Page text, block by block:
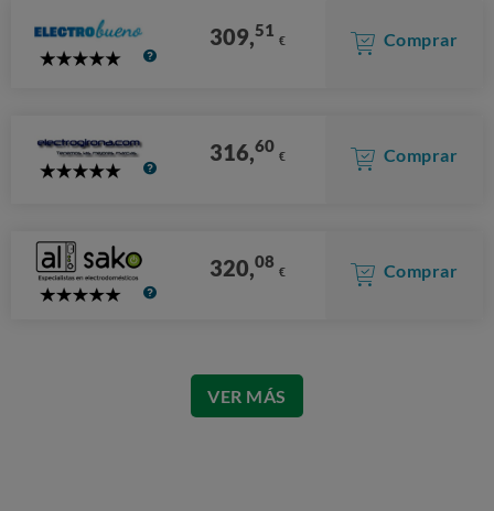
5
309,51 € Comprar
5
316,60 € Comprar
5
320,08 € Comprar
VER MÁS